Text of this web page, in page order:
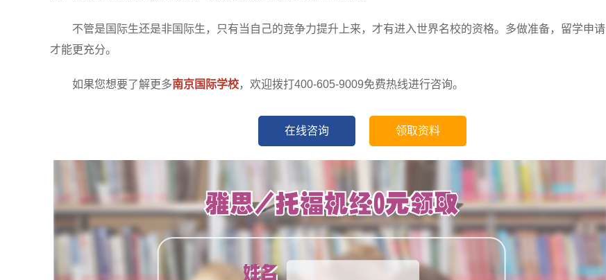
不管是国际生还是非国际生，只有当自己的竞争力提升上来，才有进入世界名校的资格。多做准备，留学申请
才能更充分。
如果您想要了解更多南京国际学校，欢迎拨打400-605-9009免费热线进行咨询。
在线咨询 领取资料